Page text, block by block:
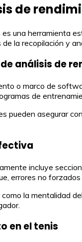
de
una herramienta
la recopilación y
análisis de
o marco de
de
pueden asegurar
incluye
errores no
la mentalidad
en el tenis